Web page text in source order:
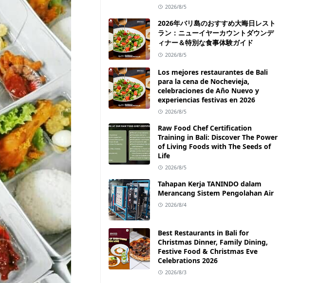
2026/8/5
2026年バリ島のおすすめ大晦日レスト
ラン：ニューイヤーカウントダウンデ
ィナー＆特別な食事体験ガイド
2026/8/5
Los mejores restaurantes de Bali
para la cena de Nochevieja,
celebraciones de Año Nuevo y
experiencias festivas en 2026
2026/8/5
Raw Food Chef Certification
Training in Bali: Discover The Power
of Living Foods with The Seeds of
Life
2026/8/5
Tahapan Kerja TANINDO dalam
Merancang Sistem Pengolahan Air
2026/8/4
Best Restaurants in Bali for
Christmas Dinner, Family Dining,
Festive Food & Christmas Eve
Celebrations 2026
2026/8/3